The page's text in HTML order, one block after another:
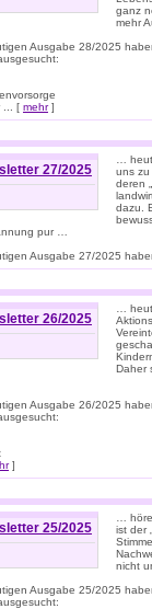
ganz
mehr
Ausgabe 28/2025
... [ mehr]
27/2025
…
uns zu
deren
dazu.
pur …
Ausgabe 27/2025
26/2025
…
Daher
Ausgabe 26/2025
]
25/2025
…
ist der
nicht
Ausgabe 25/2025